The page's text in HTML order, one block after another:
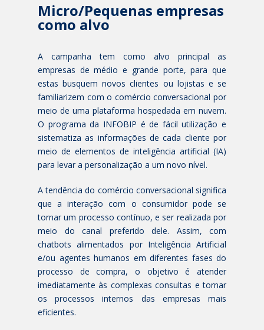
Micro/Pequenas empresas
como alvo
A campanha tem como alvo principal as
empresas de médio e grande porte, para que
estas busquem novos clientes ou lojistas e se
familiarizem com o comércio conversacional por
meio de uma plataforma hospedada em nuvem.
O programa da INFOBIP é de fácil utilização e
sistematiza as informações de cada cliente por
meio de elementos de inteligência artificial (IA)
para levar a personalização a um novo nível.
A tendência do comércio conversacional significa
que a interação com o consumidor pode se
tornar um processo contínuo, e ser realizada por
meio do canal preferido dele. Assim, com
chatbots alimentados por Inteligência Artificial
e/ou agentes humanos em diferentes fases do
processo de compra, o objetivo é atender
imediatamente às complexas consultas e tornar
os processos internos das empresas mais
eficientes.